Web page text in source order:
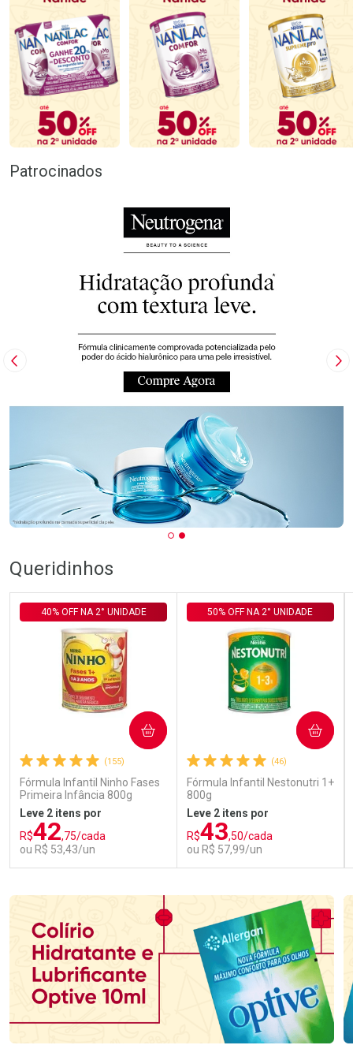
Patrocinados
Imagem Anterior
Queridinhos
(155)
Fórmula Infantil Ninho Fases
Primeira Infância 800g
40% OFF NA 2° UNIDADE
Leve 2 itens por
R$42,75/cada
ou R$ 53,43/un
COMPRAR
(46)
Fórmula Infantil Nestonutri 1+
800g
50% OFF NA 2° UNIDADE
Leve 2 itens por
R$43,50/cada
ou R$ 57,99/un
COMPRAR
Laboratório
Por Menos